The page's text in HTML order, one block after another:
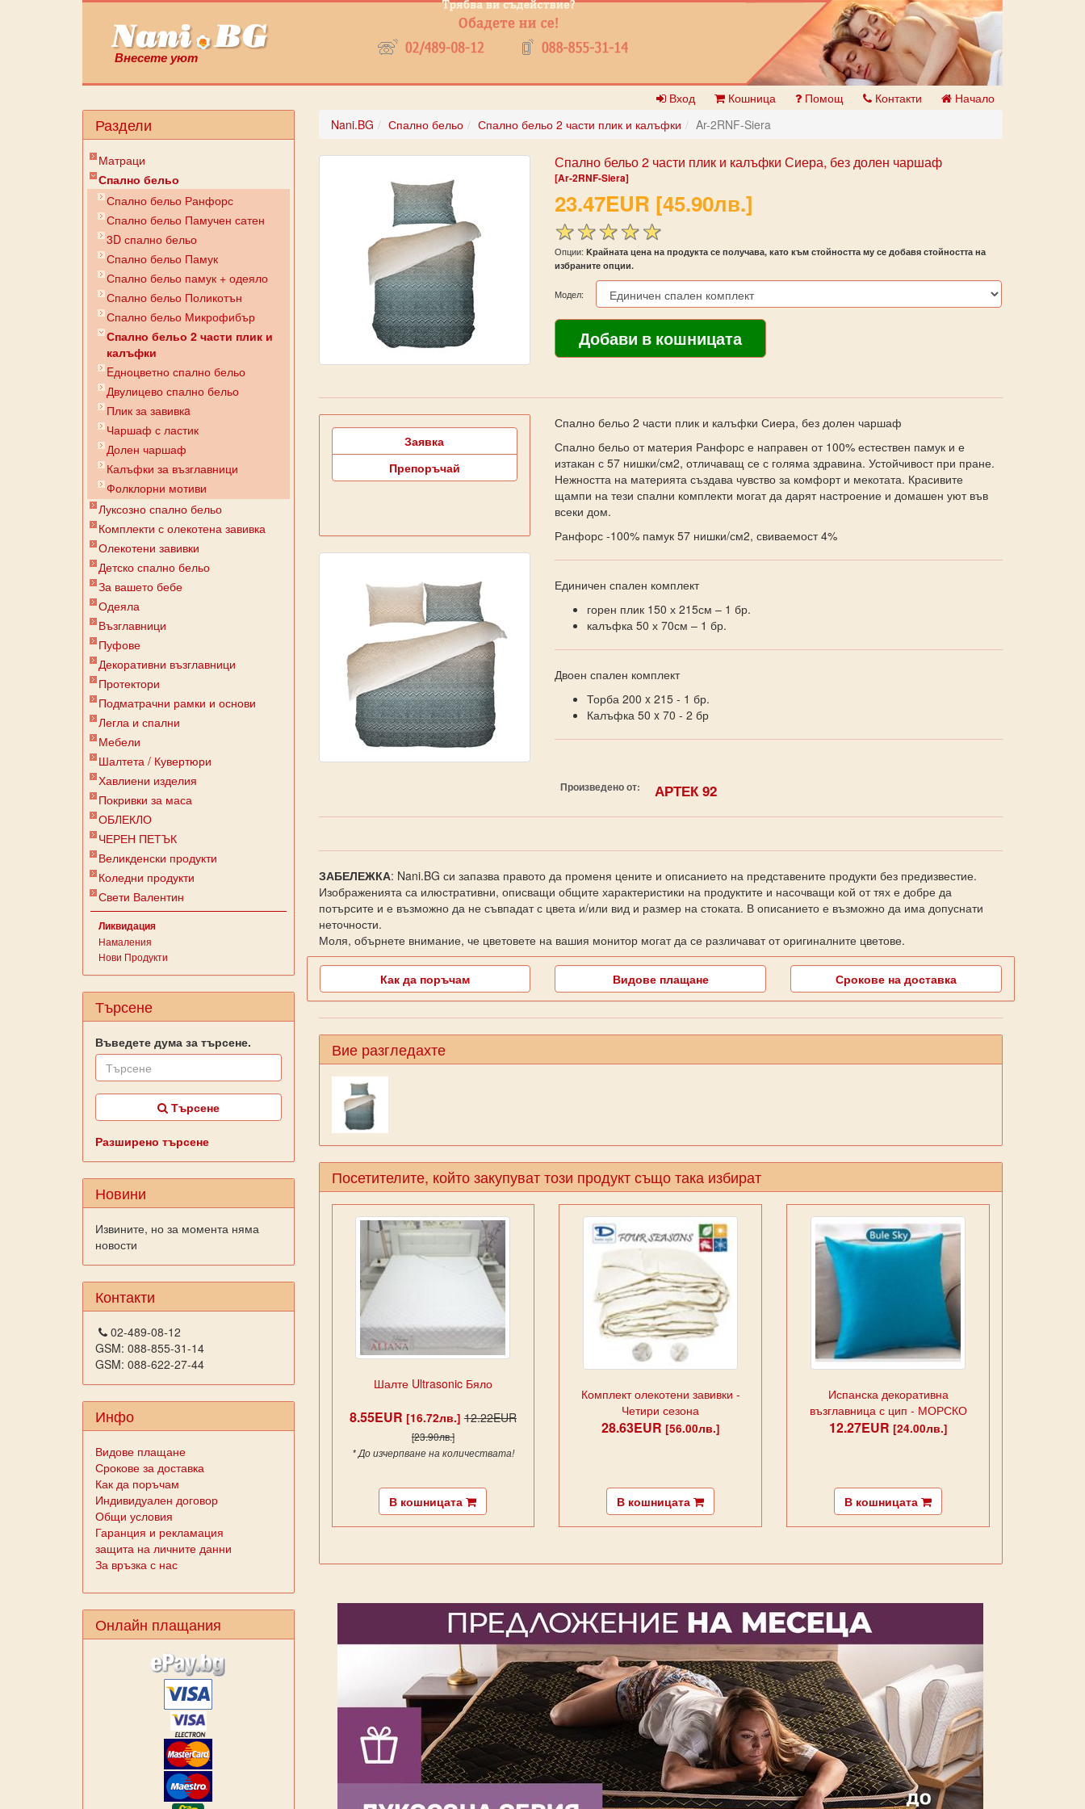
Внесете уют
Вход Кошница Помощ Контакти Начало
Раздели
Матраци
Спално бельо
Спално бельо Ранфорс
Спално бельо Памучен сатен
3D спално бельо
Спално бельо Памук
Спално бельо памук + одеяло
Спално бельо Поликотън
Спално бельо Микрофибър
Спално бельо 2 части плик и
калъфки
Eдноцветно спално бельо
Двулицево спално бельо
Плик за завивкa
Чаршаф с ластик
Долен чаршаф
Калъфки за възглавници
Фолклорни мотиви
Луксозно спално бельо
Комплекти с олекотена завивка
Олекотени завивки
Детско спално бельо
За вашето бебе
Одеяла
Възглавници
Пуфове
Декоративни възглавници
Протектори
Подматрачни рамки и основи
Легла и спални
Мебели
Шалтета / Кувертюри
Хавлиени изделия
Покривки за маса
ОБЛЕКЛО
ЧЕРЕН ПЕТЪК
Великденски продукти
Коледни продукти
Свети Валентин
Ликвидация
Намаления
Нови Продукти
Търсене
Въведете дума за търсене.
Търсене
Разширено търсене
Новини
Извините, но за момента няма
новости
Контакти
02-489-08-12
GSM: 088-855-31-14
GSM: 088-622-27-44
Инфо
Видове плащане
Срокове за доставка
Как да поръчам
Индивидуален договор
Общи условия
Гаранция и рекламация
защита на личните данни
За връзка с нас
Онлайн плащания
Nani.BG Спално бельо Спално бельо 2 части плик и калъфки Ar-2RNF-Siera
Спално бельо 2 части плик и калъфки Сиера, без долен чаршаф
[Ar-2RNF-Siera]
23.47EUR [45.90лв.]
Опции: Kрайната цена на продукта се получава, като към стойността му се добавя стойността на
избраните опции.
Модел:
Заявка
Препоръчай
Спално бельо 2 части плик и калъфки Сиера, без долен чаршаф
Спално бельо от материя Ранфорс е направен от 100% естествен памук и е
изтакан с 57 нишки/см2, отличаващ се с голяма здравина. Устойчивост при пране.
Нежността на материята създава чувство за комфорт и мекотата. Красивите
щампи на тези спални комплекти могат да дарят настроение и домашен уют във
всеки дом.
Ранфорс -100% памук 57 нишки/см2, свиваемост 4%
Единичен спален комплект
горен плик 150 х 215см – 1 бр.
калъфка 50 х 70см – 1 бр.
Двоен спален комплект
Торба 200 x 215 - 1 бр.
Калъфка 50 x 70 - 2 бр
Произведено от: АРТЕК 92
ЗАБЕЛЕЖКА: Nani.BG си запазва правото да променя цените и описанието на представените продукти без предизвестие.
Изображенията са илюстративни, описващи общите характеристики на продуктите и насочващи кой от тях е добре да
потърсите и е възможно да не съвпадат с цвета и/или вид и размер на стоката. В описанието е възможно да има допуснати
неточности.
Моля, обърнете внимание, че цветовете на вашия монитор могат да се различават от оригиналните цветове.
Как да поръчам Видове плащане Срокове на доставка
Вие разгледахте
Посетителите, който закупуват този продукт също така избират
Шалте Ultrasonic Бяло
8.55EUR [16.72лв.] 12.22EUR
[23.90лв.]
* До изчерпване на количествата!
В кошницата
Комплект олекотени завивки -
Четири сезона
28.63EUR [56.00лв.]
В кошницата
Испанска декоративна
възглавница с цип - МОРСКО
СИНЬО
12.27EUR [24.00лв.]
В кошницата